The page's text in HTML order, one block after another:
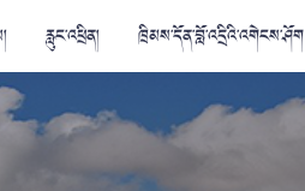
རླུང་འཕྲིན། ཁྲིམས་དོན་བློ་འདྲིའི་འགེངས་ཤོག